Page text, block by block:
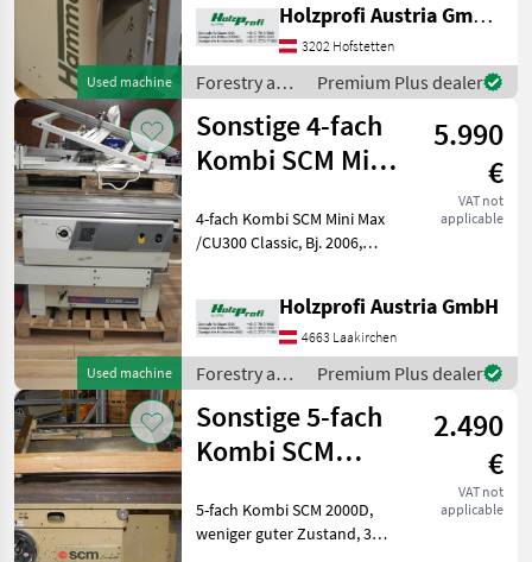
Forestry
And Wood
Processing
Equipment
Combined
Woodworking
Machines
SELECT
CATEGORY
Sonstige
Hammer
3
Felder
1
Holzprofi
1
Robland
1
MARKETPLACE
Used machine
kgPreisänderungen
vorbehalten, Irrtümer,
Druck- und Satzfehler
vorbehalten
Holzprofi Austria GmbH, Zweigstelle NÖ
3202 Hofstetten
Forestry and
wood
processing
equipment /
Hammer
Premium Plus dealer
Used machine
Sonstige 4-fach
Kombi SCM Mini
5.990
€
VAT not
applicable
4-fach Kombi SCM Mini Max
/CU300 Classic, Bj. 2006,
Messer, 2500 mm
Formattischlänge, 600
kgPreisänderungen
vorbehalt
Holzprofi Austria GmbH
4663 Laakirchen
Forestry and
wood
processing
equipment /
Sonstige
Premium Plus dealer
Sonstige 5-fach
Kombi SCM
2.490
€
VAT not
applicable
5-fach Kombi SCM 2000D,
weniger guter Zustand, 3